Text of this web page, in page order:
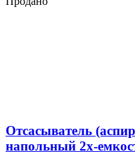
Отсасыватель
напольный 2х-